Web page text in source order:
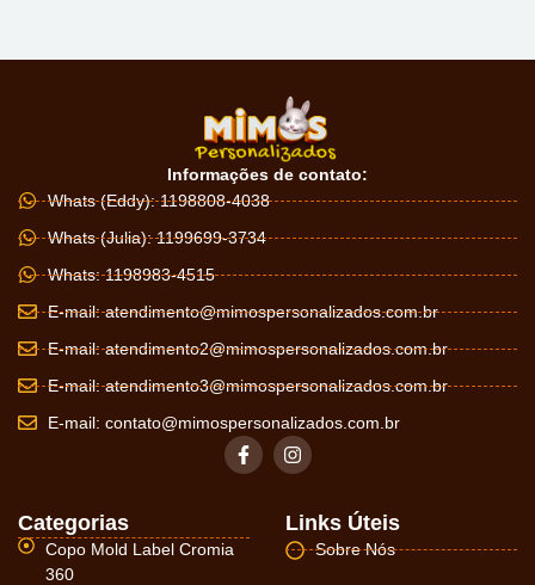
Informações de contato:
Whats (Eddy): 1198808-4038
Whats (Julia): 1199699-3734
Whats: 1198983-4515
E-mail:atendimento@mimospersonalizados.com.br
E-mail:atendimento2@mimospersonalizados.com.br
E-mail:atendimento3@mimospersonalizados.com.br
E-mail: contato@mimospersonalizados.com.br
Categorias
Copo Mold Label Cromia
360
Links Úteis
Sobre Nós